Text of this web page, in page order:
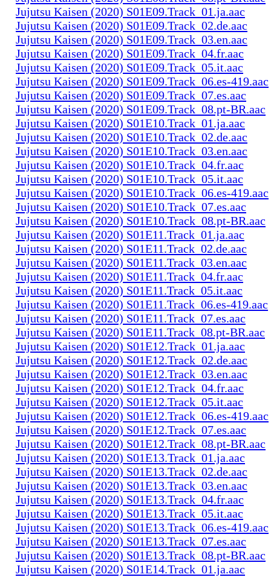
Jujutsu Kaisen (2020) S01E09.Track_01.ja.aac
Jujutsu Kaisen (2020) S01E09.Track_02.de.aac
Jujutsu Kaisen (2020) S01E09.Track_03.en.aac
Jujutsu Kaisen (2020) S01E09.Track_04.fr.aac
Jujutsu Kaisen (2020) S01E09.Track_05.it.aac
Jujutsu Kaisen (2020) S01E09.Track_06.es-419.aac
Jujutsu Kaisen (2020) S01E09.Track_07.es.aac
Jujutsu Kaisen (2020) S01E09.Track_08.pt-BR.aac
Jujutsu Kaisen (2020) S01E10.Track_01.ja.aac
Jujutsu Kaisen (2020) S01E10.Track_02.de.aac
Jujutsu Kaisen (2020) S01E10.Track_03.en.aac
Jujutsu Kaisen (2020) S01E10.Track_04.fr.aac
Jujutsu Kaisen (2020) S01E10.Track_05.it.aac
Jujutsu Kaisen (2020) S01E10.Track_06.es-419.aac
Jujutsu Kaisen (2020) S01E10.Track_07.es.aac
Jujutsu Kaisen (2020) S01E10.Track_08.pt-BR.aac
Jujutsu Kaisen (2020) S01E11.Track_01.ja.aac
Jujutsu Kaisen (2020) S01E11.Track_02.de.aac
Jujutsu Kaisen (2020) S01E11.Track_03.en.aac
Jujutsu Kaisen (2020) S01E11.Track_04.fr.aac
Jujutsu Kaisen (2020) S01E11.Track_05.it.aac
Jujutsu Kaisen (2020) S01E11.Track_06.es-419.aac
Jujutsu Kaisen (2020) S01E11.Track_07.es.aac
Jujutsu Kaisen (2020) S01E11.Track_08.pt-BR.aac
Jujutsu Kaisen (2020) S01E12.Track_01.ja.aac
Jujutsu Kaisen (2020) S01E12.Track_02.de.aac
Jujutsu Kaisen (2020) S01E12.Track_03.en.aac
Jujutsu Kaisen (2020) S01E12.Track_04.fr.aac
Jujutsu Kaisen (2020) S01E12.Track_05.it.aac
Jujutsu Kaisen (2020) S01E12.Track_06.es-419.aac
Jujutsu Kaisen (2020) S01E12.Track_07.es.aac
Jujutsu Kaisen (2020) S01E12.Track_08.pt-BR.aac
Jujutsu Kaisen (2020) S01E13.Track_01.ja.aac
Jujutsu Kaisen (2020) S01E13.Track_02.de.aac
Jujutsu Kaisen (2020) S01E13.Track_03.en.aac
Jujutsu Kaisen (2020) S01E13.Track_04.fr.aac
Jujutsu Kaisen (2020) S01E13.Track_05.it.aac
Jujutsu Kaisen (2020) S01E13.Track_06.es-419.aac
Jujutsu Kaisen (2020) S01E13.Track_07.es.aac
Jujutsu Kaisen (2020) S01E13.Track_08.pt-BR.aac
Jujutsu Kaisen (2020) S01E14.Track_01.ja.aac